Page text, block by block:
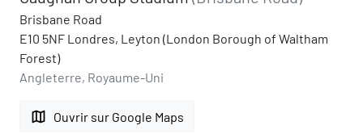
Brisbane Road
E10 5NF Londres, Leyton (London Borough of Waltham
Forest)
Angleterre, Royaume-Uni
map Ouvrir sur Google Maps